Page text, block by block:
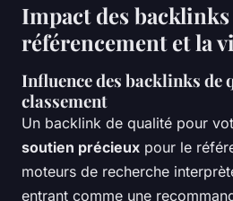
Impact des
référencement et la
Influence des backlinks de
classement
Un backlink de qualité pour
soutien précieux pour le
moteurs de recherche
entrant comme une